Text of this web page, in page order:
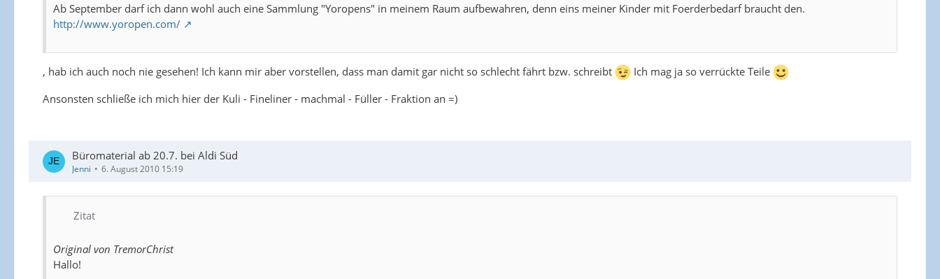
Ab September darf ich dann wohl auch eine Sammlung "Yoropens" in meinem Raum aufbewahren, denn eins meiner Kinder mit Foerderbedarf braucht den.
http://www.yoropen.com/
, hab ich auch noch nie gesehen! Ich kann mir aber vorstellen, dass man damit gar nicht so schlecht fährt bzw. schreibt
Ich mag ja so verrückte Teile
Ansonsten schließe ich mich hier der Kuli - Fineliner - machmal - Füller - Fraktion an =)
Büromaterial ab 20.7. bei Aldi Süd
Jenni 6. August 2010 15:19
Zitat
Original von TremorChrist
Hallo!